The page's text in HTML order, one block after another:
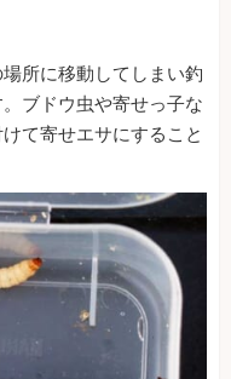
所に移動してしまい釣
ブドウ虫や寄せっ子な
て寄せエサにすること